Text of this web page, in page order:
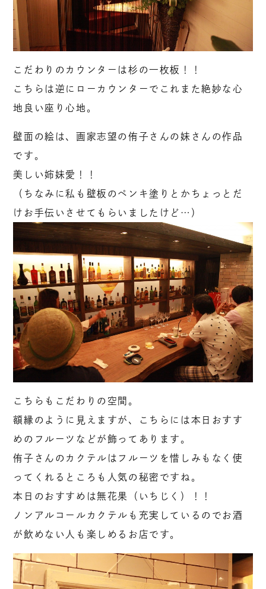
こだわりのカウンターは杉の一枚板！！
こちらは逆にローカウンターでこれまた絶妙な心
地良い座り心地。
壁面の絵は、画家志望の侑子さんの妹さんの作品
です。
美しい姉妹愛！！
（ちなみに私も壁板のペンキ塗りとかちょっとだ
けお手伝いさせてもらいましたけど…）
こちらもこだわりの空間。
額縁のように見えますが、こちらには本日おすす
めのフルーツなどが飾ってあります。
侑子さんのカクテルはフルーツを惜しみもなく使
ってくれるところも人気の秘密ですね。
本日のおすすめは無花果（いちじく）！！
ノンアルコールカクテルも充実しているのでお酒
が飲めない人も楽しめるお店です。